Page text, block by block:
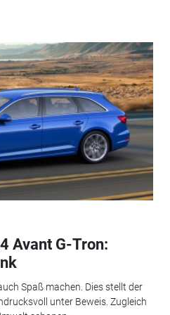
Avant G-Tron:
Spaß machen. Dies stellt der
unter Beweis. Zugleich